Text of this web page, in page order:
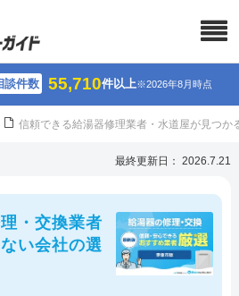
談件数 55,710件以上※2026年8月時点
信頼できる給湯器修理業者・水道屋が見つか
最終更新日： 2026.7.21
・交換業者
い会社の選